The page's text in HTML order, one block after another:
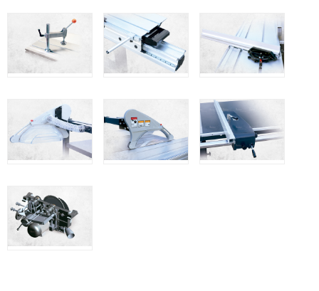
WOODMAN
Aspiradores portatiles
Alimentadores de rodillo
Aspiradores industriales
Astilladoras
Escuadradoras - Tupis
Lijadoras
Regruesos
Sierras circulares